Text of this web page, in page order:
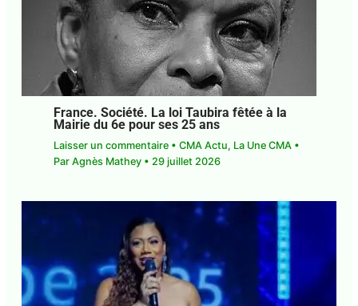
France. Société. La loi Taubira fêtée à la
Mairie du 6e pour ses 25 ans
Laisser un commentaire •CMA Actu, La Une CMA
• ParAgnès Mathey•29 juillet 2026